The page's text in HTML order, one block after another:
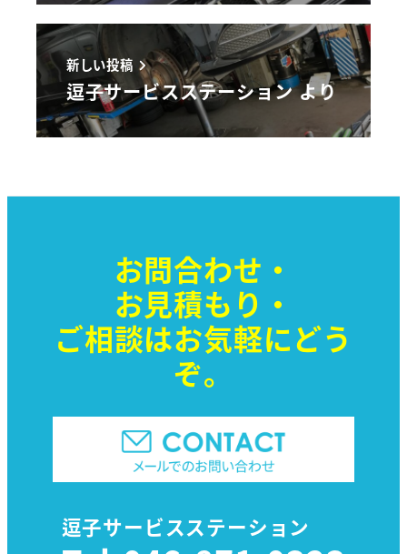
新しい投稿
逗子サービスステーション より
お問合わせ・
お見積もり・
ご相談はお気軽にどう
ぞ。
逗子サービスステーション